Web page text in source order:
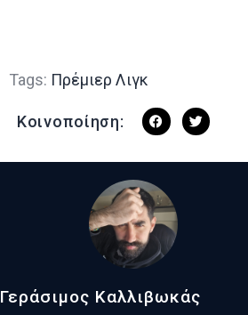
Tags: Πρέμιερ Λιγκ
Κοινοποίηση:
Γεράσιμος Καλλιβωκάς